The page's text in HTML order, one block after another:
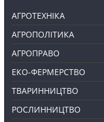
АГРОТЕХНІКА
АГРОПОЛІТИКА
АГРОПРАВО
ЕКО-ФЕРМЕРСТВО
ТВАРИННИЦТВО
РОСЛИННИЦТВО